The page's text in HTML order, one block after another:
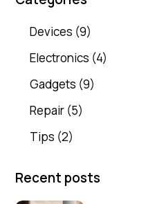
Devices (9)
Electronics (4)
Gadgets (9)
Repair(5)
Tips (2)
Recent posts